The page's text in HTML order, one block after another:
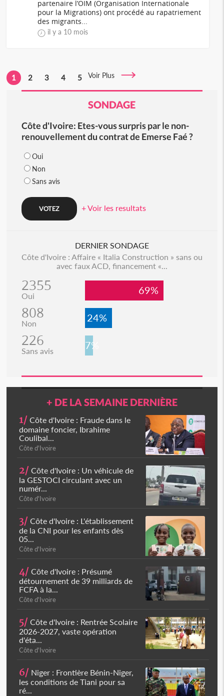
partenaire l’OIM (Organisation Internationale
pour la Migrations) ont procédé au rapatriement
des migrants...
il y a 10 mois
1 2 3 4 5 Voir Plus
SONDAGE
Côte d'Ivoire: Etes-vous surpris par le non-
renouvellement du contrat de Emerse Faé ?
Oui
Non
Sans avis
+ Voir les resultats
DERNIER SONDAGE
Côte d'Ivoire : Affaire « Italia Construction » sans ou
avec faux ACD, financement «...
2355
Oui 69%
808
Non 24%
226
Sans avis 7%
+ DE LA SEMAINE DERNIÈRE
1/ Côte d'Ivoire : Fraude dans le
domaine foncier, Ibrahime
Coulibal...
Côte d'Ivoire
2/ Côte d'Ivoire : Un véhicule de
la GESTOCI circulant avec un
numér...
Côte d'Ivoire
3/ Côte d'Ivoire : L'établissement
de la CNI pour les enfants dès
05...
Côte d'Ivoire
4/ Côte d'Ivoire : Présumé
détournement de 39 milliards de
FCFA à la...
Côte d'Ivoire
5/ Côte d'Ivoire : Rentrée Scolaire
2026-2027, vaste opération
d'éta...
Côte d'Ivoire
6/ Niger : Frontière Bénin-Niger,
les conditions de Tiani pour sa
ré...